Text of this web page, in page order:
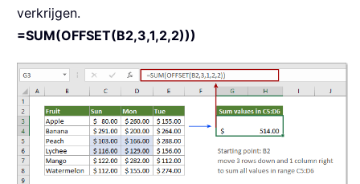
verkrijgen.
=SUM(OFFSET(B2,3,1,2,2)))